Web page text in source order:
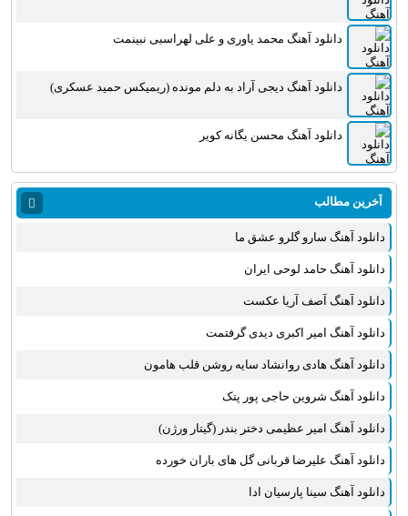
دانلود آهنگ محمد یاوری و علی لهراسبی نبینمت
دانلود آهنگ دیجی آراد به دلم مونده (ریمیکس حمید عسکری)
دانلود آهنگ محسن یگانه کویر
آخرین مطالب
دانلود آهنگ سارو گلرو عشق ما
دانلود آهنگ حامد لوحی ایران
دانلود آهنگ آصف آریا عکست
دانلود آهنگ امیر اکبری دیدی گرفتمت
دانلود آهنگ هادی روانشاد سایه روشن قلب هامون
دانلود آهنگ شروین حاجی پور پتک
دانلود آهنگ امیر عظیمی دختر بندر (گیتار ورژن)
دانلود آهنگ علیرضا قربانی گل های باران خورده
دانلود آهنگ سینا پارسیان ادا